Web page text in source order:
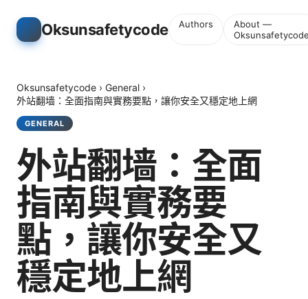
Oksunsafetycode Authors
About —
Oksunsafetycode › General ›
外站翻墙：全面指南與實務要點，讓你安全又穩定地上網
GENERAL
外站翻墙：全面
指南與實務要
點，讓你安全又
穩定地上網